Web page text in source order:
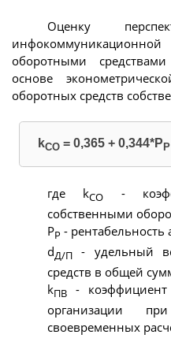
Оценку
оборотными
основе
оборотных средств
kСО= 0,365 + 0,344*Р P
где kСО
-
собственными
РP - рентабельность
dД/П - удельный
средств в общей
kПВ - коэффициент
организации
своевременных